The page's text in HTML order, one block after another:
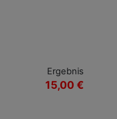
Ergebnis
15,00 €